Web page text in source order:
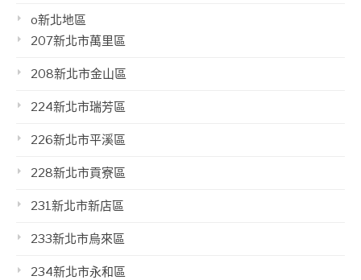
o新北地區
207新北市萬里區
208新北市金山區
224新北市瑞芳區
226新北市平溪區
228新北市貢寮區
231新北市新店區
233新北市烏來區
234新北市永和區